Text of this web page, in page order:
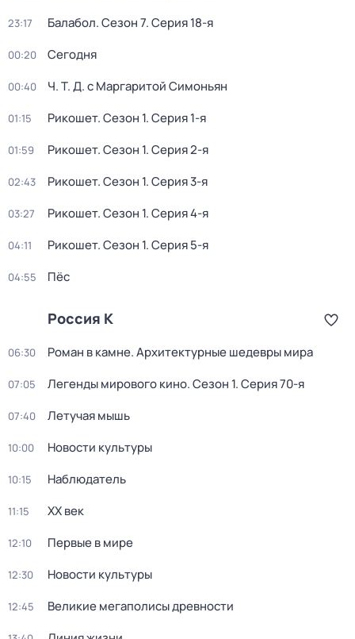
23:17 Балабол. Сезон 7. Серия 18-я
00:20 Сегодня
00:40 Ч. T. Д. с Маргаритой Симоньян
01:15 Рикошет. Сезон 1. Серия 1-я
01:59 Рикошет. Сезон 1. Серия 2-я
02:43 Рикошет. Сезон 1. Серия 3-я
03:27 Рикошет. Сезон 1. Серия 4-я
04:11 Рикошет. Сезон 1. Серия 5-я
04:55 Пёс
Россия К
06:30 Роман в камне. Архитектурные шедевры мира
07:05 Легенды мирового кино. Сезон 1. Серия 70-я
07:40 Летучая мышь
10:00 Новости культуры
10:15 Наблюдатель
11:15 ХХ век
12:10 Первые в мире
12:30 Новости культуры
12:45 Великие мегаполисы древности